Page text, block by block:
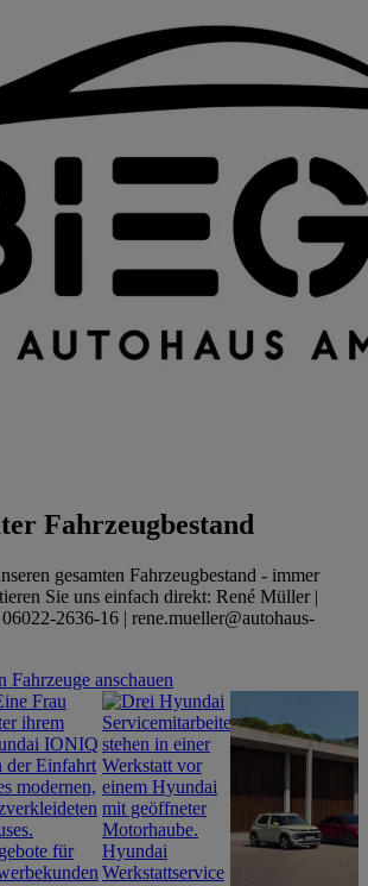
Fahrzeugbestand
gesamten Fahrzeugbestand - immer
Sie uns einfach direkt: René Müller |
2636-16 | rene.mueller@autohaus-
Fahrzeuge anschauen
für
Hyundai
Werkstattservice